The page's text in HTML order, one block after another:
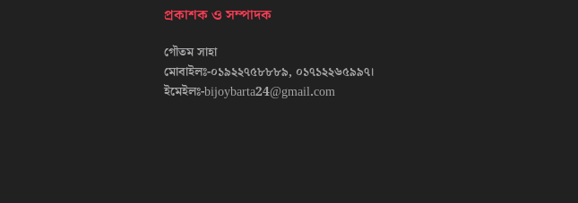
প্রকাশক ও সম্পাদক
গৌতম সাহা
মোবাইলঃ-০১৯২২৭৫৮৮৮৯, ০১৭১২২৬৫৯৯৭।
ইমেইলঃ-bijoybarta24@gmail.com